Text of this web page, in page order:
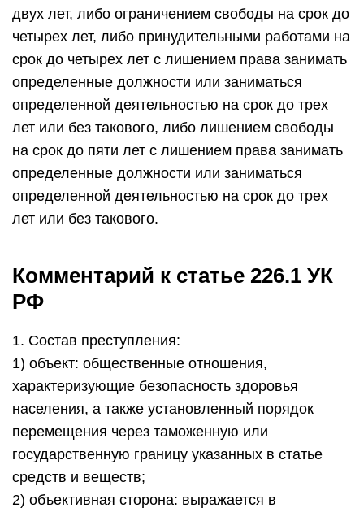
двух лет, либо ограничением свободы на срок до
четырех лет, либо принудительными работами на
срок до четырех лет с лишением права занимать
определенные должности или заниматься
определенной деятельностью на срок до трех
лет или без такового, либо лишением свободы
на срок до пяти лет с лишением права занимать
определенные должности или заниматься
определенной деятельностью на срок до трех
лет или без такового.
Комментарий к статье 226.1 УК
РФ
1. Состав преступления:
1) объект: общественные отношения,
характеризующие безопасность здоровья
населения, а также установленный порядок
перемещения через таможенную или
государственную границу указанных в статье
средств и веществ;
2) объективная сторона: выражается в